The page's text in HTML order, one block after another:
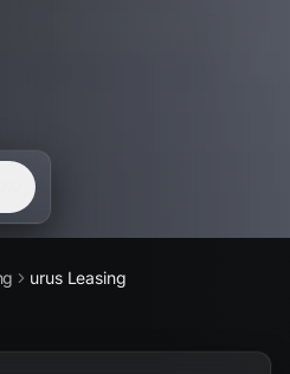
urus Leasing